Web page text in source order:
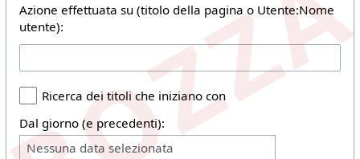
Azione effettuata su (titolo della pagina o Utente:Nome
utente):
Ricerca dei titoli che iniziano con
Dal giorno (e precedenti):
Nessuna data selezionata